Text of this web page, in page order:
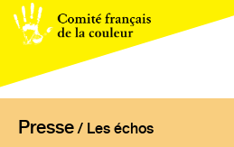
Presse/ Les échos